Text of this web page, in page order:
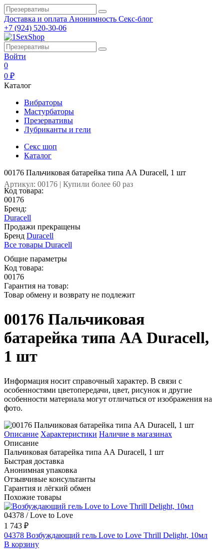
Доставка и оплата Анонимность Секс-блог
+7 (924) 520-30-06
Войти
0
0 ₽
Каталог
Вибраторы
Мастурбаторы
Презервативы
Лубриканты и гели
Секс шоп
Каталог
00176 Пальчиковая батарейка типа АА Duracell, 1 шт
Артикул: 00176 | Купили более 60 раз
Код товара:
00176
Бренд:
Duracell
Продажи прекращены
Бренд Duracell
Все товары Duracell
Общие параметры
Код товара:
00176
Гарантия на товар:
Товар обмену и возврату не подлежит
00176 Пальчиковая
батарейка типа АА Duracell,
1 шт
Информация носит справочный характер. В связи с
особенностями цветопередачи, цвет, рисунок и другие
особенности материала могут отличаться от изображения на
фото.
Описание Характеристики Наличие в магазинах
Описание
Пальчиковая батарейка типа АА Duracell, 1 шт
Быстрая доставка
Анонимная упаковка
Отзывчивые консультанты
Гарантия и лёгкий обмен
Похожие товары
04378 / Love to Love
1 743 ₽
04378 Возбуждающий гель Love to Love Thrill Delight, 10мл
В корзину